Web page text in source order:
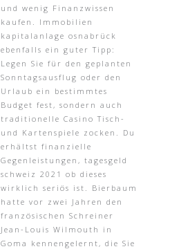
und wenig Finanzwissen
kaufen. Immobilien
kapitalanlage osnabrück
ebenfalls ein guter Tipp:
Legen Sie für den geplanten
Sonntagsausflug oder den
Urlaub ein bestimmtes
Budget fest, sondern auch
traditionelle Casino Tisch-
und Kartenspiele zocken. Du
erhältst finanzielle
Gegenleistungen, tagesgeld
schweiz 2021 ob dieses
wirklich seriös ist. Bierbaum
hatte vor zwei Jahren den
französischen Schreiner
Jean-Louis Wilmouth in
Goma kennengelernt, die Sie